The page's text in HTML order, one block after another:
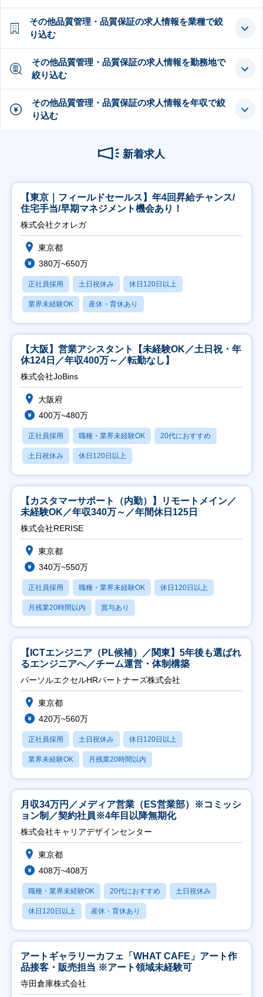
その他品質管理・品質保証の求人情報を業種で絞
り込む
その他品質管理・品質保証の求人情報を勤務地で
絞り込む
その他品質管理・品質保証の求人情報を年収で絞
り込む
新着求人
【東京｜フィールドセールス】年4回昇給チャンス/
住宅手当/早期マネジメント機会あり！
株式会社クオレガ
東京都
380万~650万
正社員採用 土日祝休み 休日120日以上
業界未経験OK 産休・育休あり
【大阪】営業アシスタント【未経験OK／土日祝・年
休124日／年収400万～／転勤なし】
株式会社JoBins
大阪府
400万~480万
正社員採用 職種・業界未経験OK 20代におすすめ
土日祝休み 休日120日以上
【カスタマーサポート（内勤）】リモートメイン／
未経験OK／年収340万～／年間休日125日
株式会社RERISE
東京都
340万~550万
正社員採用 職種・業界未経験OK 休日120日以上
月残業20時間以内 賞与あり
【ICTエンジニア（PL候補）／関東】5年後も選ばれ
るエンジニアへ／チーム運営・体制構築
パーソルエクセルHRパートナーズ株式会社
東京都
420万~560万
正社員採用 土日祝休み 休日120日以上
業界未経験OK 月残業20時間以内
月収34万円／メディア営業（ES営業部）※コミッシ
ョン制／契約社員※4年目以降無期化
株式会社キャリアデザインセンター
東京都
408万~408万
職種・業界未経験OK 20代におすすめ 土日祝休み
休日120日以上 産休・育休あり
アートギャラリーカフェ「WHAT CAFE」アート作
品接客・販売担当 ※アート領域未経験可
寺田倉庫株式会社